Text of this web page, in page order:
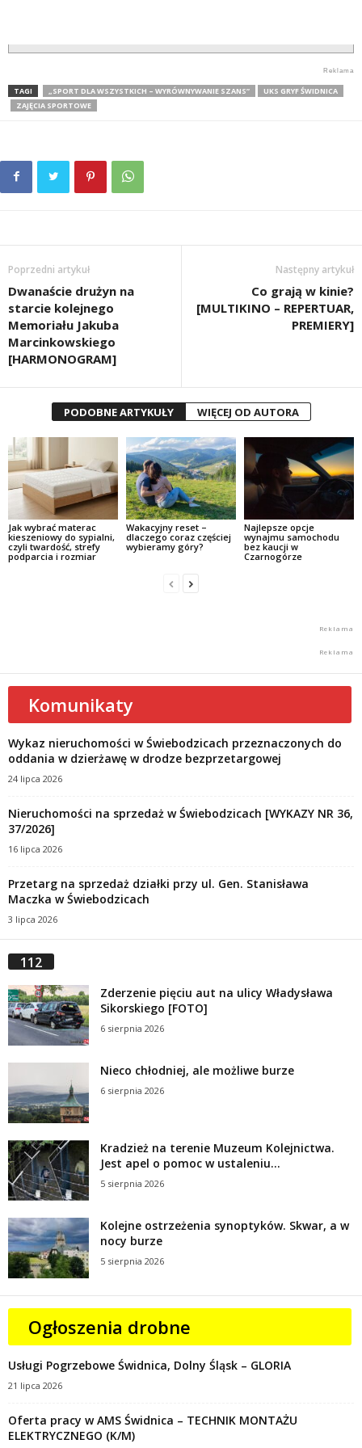
TAGI „SPORT DLA WSZYSTKICH – WYRÓWNYWANIE SZANS”
UKS GRYF ŚWIDNICA
ZAJĘCIA SPORTOWE
Poprzedni artykuł
Dwanaście drużyn na
starcie kolejnego
Memoriału Jakuba
Marcinkowskiego
[HARMONOGRAM]
Następny artykuł
Co grają w kinie?
[MULTIKINO – REPERTUAR,
PREMIERY]
PODOBNE ARTYKUŁY WIĘCEJ OD AUTORA
Jak wybrać materac
kieszeniowy do sypialni,
czyli twardość, strefy
podparcia i rozmiar
Wakacyjny reset –
dlaczego coraz częściej
wybieramy góry?
Najlepsze opcje
wynajmu samochodu
bez kaucji w
Czarnogórze
Komunikaty
Wykaz nieruchomości w Świebodzicach przeznaczonych do
oddania w dzierżawę w drodze bezprzetargowej
24 lipca 2026
Nieruchomości na sprzedaż w Świebodzicach [WYKAZY NR 36,
37/2026]
16 lipca 2026
Przetarg na sprzedaż działki przy ul. Gen. Stanisława
Maczka w Świebodzicach
3 lipca 2026
112
Zderzenie pięciu aut na ulicy Władysława
Sikorskiego [FOTO]
6 sierpnia 2026
Nieco chłodniej, ale możliwe burze
6 sierpnia 2026
Kradzież na terenie Muzeum Kolejnictwa.
Jest apel o pomoc w ustaleniu...
5 sierpnia 2026
Kolejne ostrzeżenia synoptyków. Skwar, a w
nocy burze
5 sierpnia 2026
Ogłoszenia drobne
Usługi Pogrzebowe Świdnica, Dolny Śląsk – GLORIA
21 lipca 2026
Oferta pracy w AMS Świdnica – TECHNIK MONTAŻU
ELEKTRYCZNEGO (K/M)